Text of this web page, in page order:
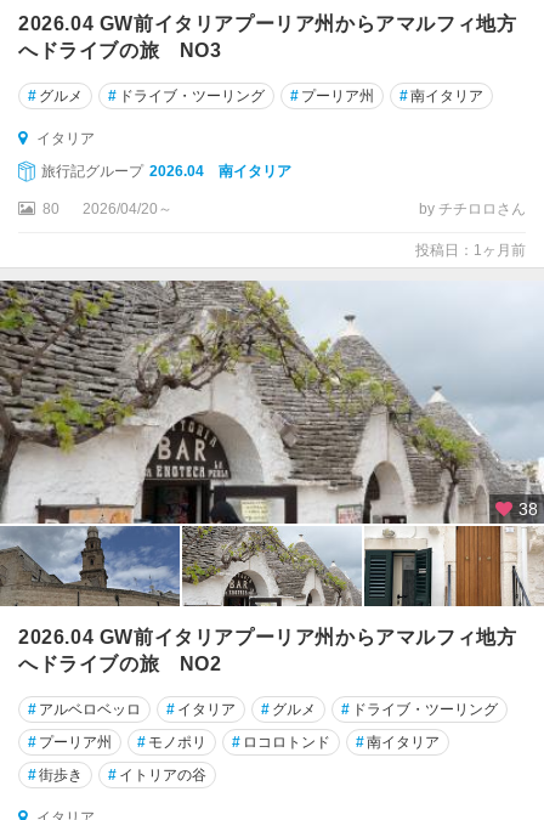
ア
ル
ッ
ォ
州
マ
ル
フ
ィ
ア
ル
タ
ム
ア
ル
ア
ッ
ツ
オ
2026.04 GW前イタリアプーリア州からアマルフィ地方
へドライブの旅 NO3
# グルメ # ドライブ・ツーリング # プーリア州 #南イタリア
イタリア
旅行記グループ 2026.04 南イタリア
80 2026/04/20～ by チチロロさん
投稿日：1ヶ月前
38
2026.04 GW前イタリアプーリア州からアマルフィ地方
へドライブの旅 NO2
# アルベロベッロ # イタリア # グルメ # ドライブ・ツーリング
# プーリア州 # モノポリ # ロコロトンド #南イタリア
#街歩き # イトリアの谷